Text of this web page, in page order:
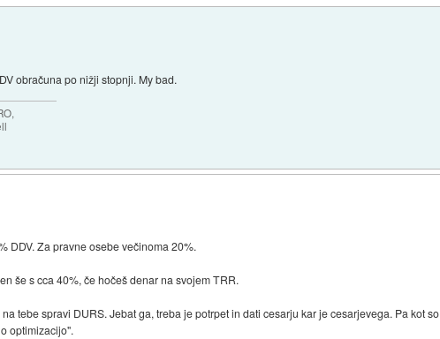
obračuna po nižji stopnji. My bad.
DDV. Za pravne osebe večinoma 20%.
še s cca 40%, če hočeš denar na svojem TRR.
tebe spravi DURS. Jebat ga, treba je potrpet in dati cesarju kar je cesarjevega. Pa kot so
optimizacijo".